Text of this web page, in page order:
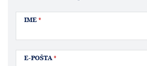
IME *
E-POŠTA*